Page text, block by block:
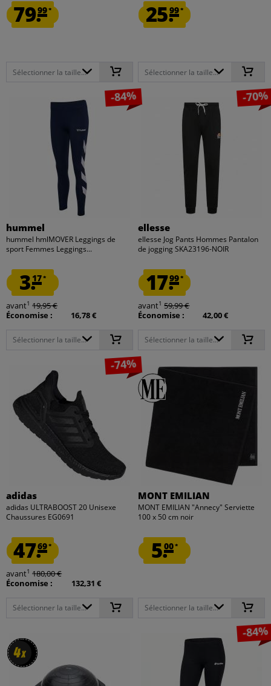
79.99*
Sélectionner la taille...
25.99*
Sélectionner la taille...
-84%
hummel
hummel hmlMOVER Leggings de
sport Femmes Leggings...
3.17*
avant1 19,95 €
Économise :
16,78 €
Sélectionner la taille...
-70%
ellesse
ellesse Jog Pants Hommes Pantalon
de jogging SKA23196-NOIR
17.99*
avant1 59,99 €
Économise :
42,00 €
Sélectionner la taille...
-74%
adidas
adidas ULTRABOOST 20 Unisexe
Chaussures EG0691
47.69*
avant1 180,00 €
Économise :
132,31 €
Sélectionner la taille...
MONT EMILIAN
MONT EMILIAN "Annecy" Serviette
100 x 50 cm noir
5.00*
Sélectionner la taille...
4x
4x
-84%